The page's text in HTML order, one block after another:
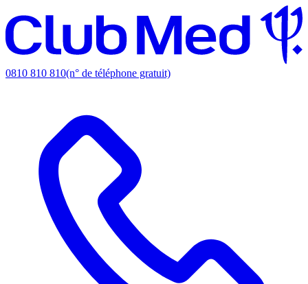
0810 810 810(n° de téléphone gratuit)